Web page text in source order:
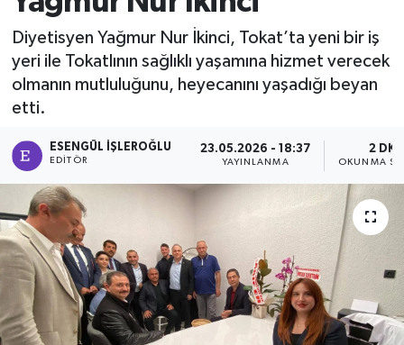
Diyetisyen Yağmur Nur İkinci, Tokat’ta yeni bir iş
yeri ile Tokatlının sağlıklı yaşamına hizmet verecek
olmanın mutluluğunu, heyecanını yaşadığı beyan
etti.
ESENGÜL İŞLEROĞLU
EDITÖR
23.05.2026 - 18:37
YAYINLANMA
2 DK
OKUNMA
Ekonomi
Sağlık